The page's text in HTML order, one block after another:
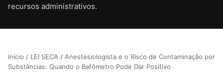
recursos administrativos.CLIQUE PARA ATIVAR O SOM
Início / LEI SECA / Anestesiologista e o Risco de Contaminação por
Substâncias: Quando o Bafômetro Pode Dar Positivo